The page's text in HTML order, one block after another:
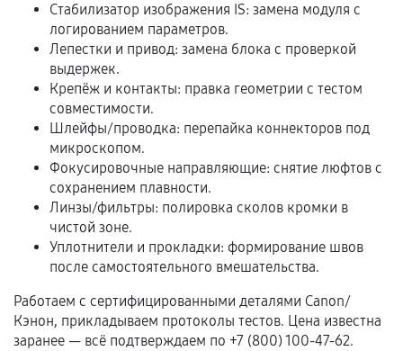
Расширенная гарантия
В некоторых случаях возможно оформление
расширенной гарантии. Стоимость, сроки и
условия продления согласовываются отдельно и
фиксируются в документах.
Когда гарантия не действует
Нарушение правил эксплуатации,
механические повреждения, попадание влаги,
Самостоятельный ремонт или вмешательство
третьих лиц.
Стабилизатор изображения IS: замена модуля с
логированием параметров.
Лепестки и привод: замена блока с проверкой
выдержек.
Крепёж и контакты: правка геометрии с тестом
совместимости.
Шлейфы/проводка: перепайка коннекторов под
микроскопом.
Фокусировочные направляющие: снятие люфтов с
сохранением плавности.
Линзы/фильтры: полировка сколов кромки в
чистой зоне.
Уплотнители и прокладки: формирование швов
после самостоятельного вмешательства.
Работаем с сертифицированными деталями Canon/
Кэнон, прикладываем протоколы тестов. Цена известна
заранее — всё подтверждаем по +7 (800) 100-47-62.